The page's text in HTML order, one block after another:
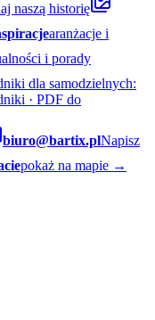
naszą historię
aranżacje i
i porady
dla samodzielnych:
· PDF do
biuro@bartix.plNapisz
pokaż na mapie →